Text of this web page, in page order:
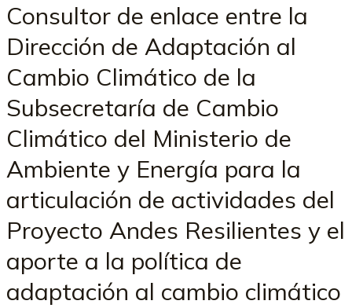
Consultor de enlace entre la
Dirección de Adaptación al
Cambio Climático de la
Subsecretaría de Cambio
Climático del Ministerio de
Ambiente y Energía para la
articulación de actividades del
Proyecto Andes Resilientes y el
aporte a la política de
adaptación al cambio climático